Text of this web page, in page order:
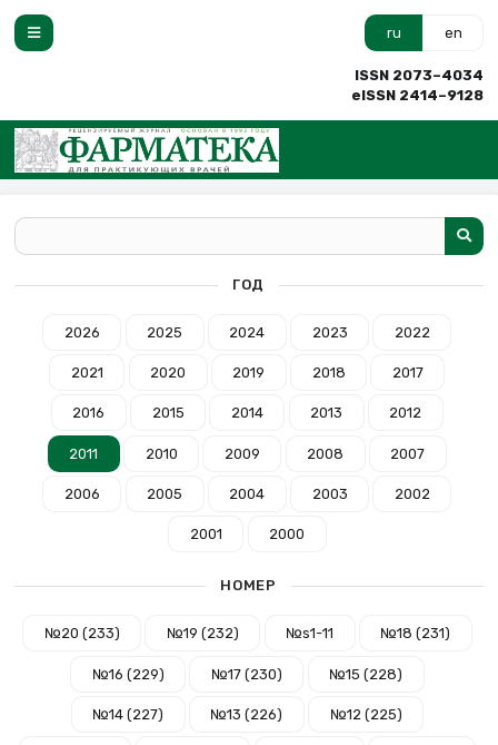
ru en
ISSN 2073–4034
eISSN 2414–9128
ГОД
2026 2025 2024 2023 2022
2021 2020 2019 2018 2017
2016 2015 2014 2013 2012
2011 2010 2009 2008 2007
2006 2005 2004 2003 2002
2001 2000
НОМЕР
№20 (233) №19 (232) №s1-11 №18 (231)
№16 (229) №17 (230) №15 (228)
№14 (227) №13 (226) №12 (225)